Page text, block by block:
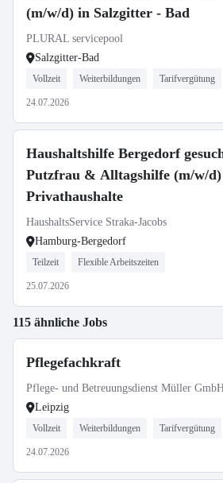
(m/w/d) in Salzgitter - Bad
PLURAL servicepool
Salzgitter-Bad
Vollzeit Weiterbildungen Tarifvergütung
24.07.2026
Haushaltshilfe Bergedorf
Putzfrau & Alltagshilfe (m/w/
Privathaushalte
HaushaltsService Straka-Jacobs
Hamburg-Bergedorf
Teilzeit Flexible Arbeitszeiten
25.07.2026
115 ähnliche Jobs
Pflegefachkraft
Pflege- und Betreuungsdienst Müller
Leipzig
Vollzeit Weiterbildungen Tarifvergütung
24.07.2026